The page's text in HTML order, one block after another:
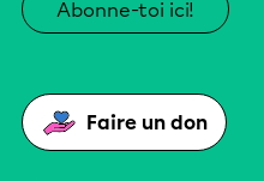
Abonne-toi ici!
Faire un don